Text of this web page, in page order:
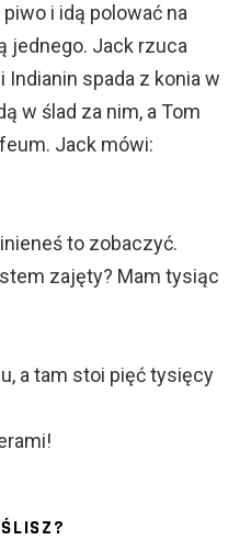
i idą polować na
jednego. Jack rzuca
Indianin spada z konia w
w ślad za nim, a Tom
Jack mówi:
to zobaczyć.
zajęty? Mam tysiąc
a tam stoi pięć tysięcy